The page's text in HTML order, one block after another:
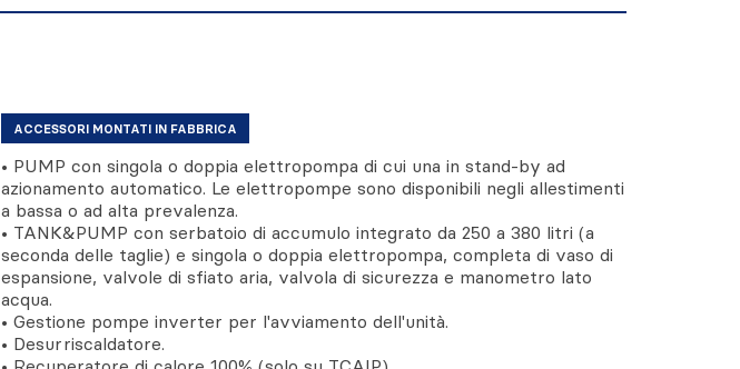
ACCESSORI MONTATI IN FABBRICA
• PUMP con singola o doppia elettropompa di cui una in stand-by ad
azionamento automatico. Le elettropompe sono disponibili negli allestimenti
a bassa o ad alta prevalenza.
• TANK&PUMP con serbatoio di accumulo integrato da 250 a 380 litri (a
seconda delle taglie) e singola o doppia elettropompa, completa di vaso di
espansione, valvole di sfiato aria, valvola di sicurezza e manometro lato
acqua.
• Gestione pompe inverter per l'avviamento dell'unità.
• Desurriscaldatore.